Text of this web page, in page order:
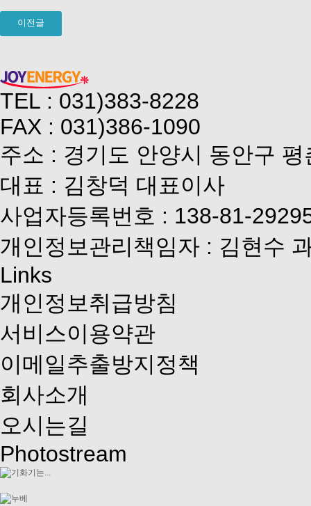
이전글
TEL : 031)383-8228
FAX : 031)386-1090
주소 : 경기도 안양시 동안구
대표 : 김창덕 대표이사
사업자등록번호 : 138-81-
개인정보관리책임자 : 김현수
Links
개인정보취급방침
서비스이용약관
이메일추출방지정책
회사소개
오시는길
Photostream